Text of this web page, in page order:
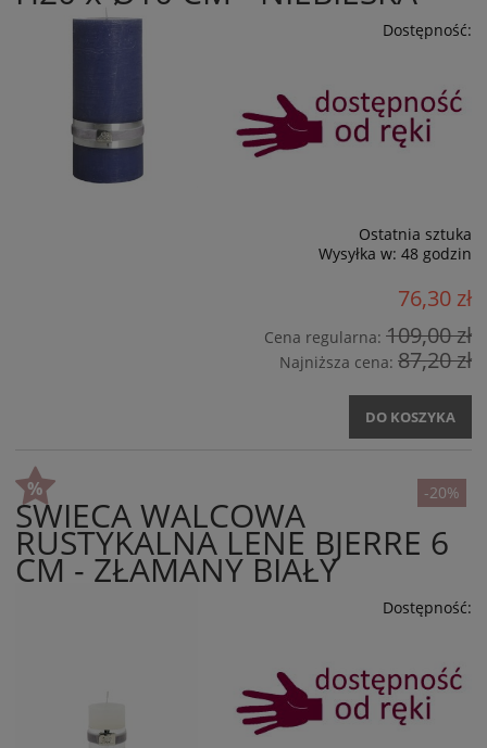
Dostępność:
Ostatnia sztuka
Wysyłka w: 48 godzin
76,30 zł
Cena regularna: 109,00 zł
Najniższa cena: 87,20 zł
DO KOSZYKA
ŚWIECA WALCOWA
RUSTYKALNA LENE BJERRE 6
CM - ZŁAMANY BIAŁY
Dostępność:
-20%